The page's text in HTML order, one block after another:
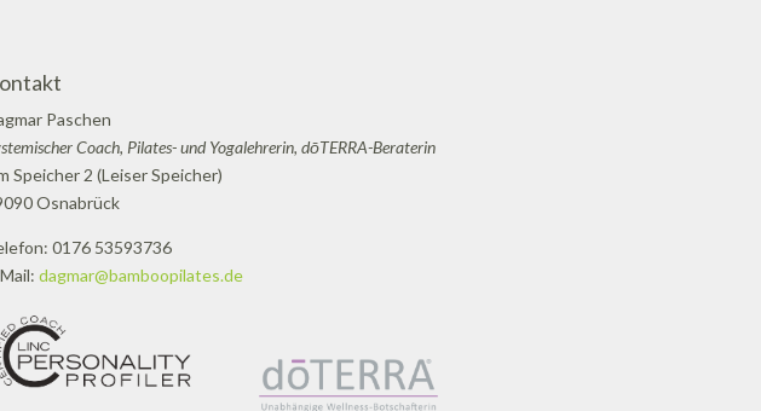
Paschen
Coach, Pilates- und Yogalehrerin, dōTERRA-Beraterin
Speicher 2 (Leiser Speicher)
Osnabrück
0176 53593736
dagmar@bamboopilates.de